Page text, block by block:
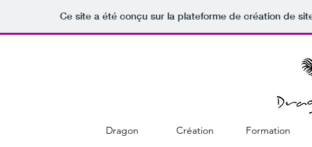
Ce site a été conçu sur la plateforme de création de
Dragon Création Formation